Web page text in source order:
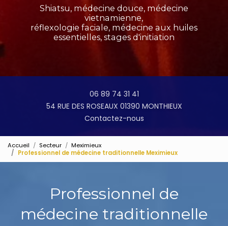
Shiatsu, médecine douce, médecine
vietnamienne,
réflexologie faciale, médecine aux huiles
essentielles, stages d'initiation
06 89 74 31 41
54 RUE DES ROSEAUX 01390 MONTHIEUX
Contactez-nous
Accueil Secteur
Meximieux
Professionnel de médecine traditionnelle Meximieux
Professionnel de
médecine traditionnelle